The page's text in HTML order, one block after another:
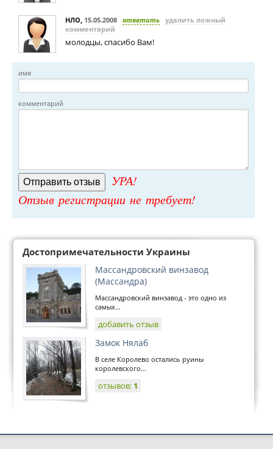
НЛО, 15.05.2008 ответить удалить ложный
комментарий
молодцы, спасибо Вам!
имя
комментарий
УРА!
Отзыв регистрации не требует!
Достопримечательности Украины
Массандровский винзавод
(Массандра)
Массандровский винзавод - это одно из
самых...
добавить отзыв
Замок Нялаб
В селе Королево остались руины
королевского...
отзывов: 1